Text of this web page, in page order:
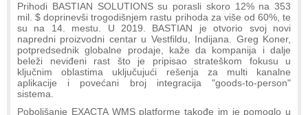
Prihodi BASTIAN SOLUTIONS su porasli skoro 12% na 353
mil. $ doprinevši trogodišnjem rastu prihoda za više od 60%, te
su na 14. mestu. U 2019. BASTIAN je otvorio svoj novi
napredni proizvodni centar u Vestfildu, Indijana. Greg Koner,
potpredsednik globalne prodaje, kaže da kompanija i dalje
beleži neviđeni rast što je pripisao strateškom fokusu u
ključnim oblastima uključujući rešenja za multi kanalne
aplikacije i povećani broj integracija "goods-to-person"
sistema.
Poboljšanje EXACTA WMS platforme takođe im je pomoglo u